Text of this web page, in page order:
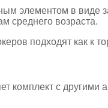
элементом в
среднего возраста.
подходят как к
комплект с